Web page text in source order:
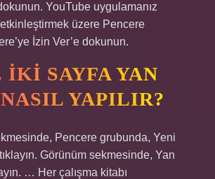
YouTube uygulamanız
üzere Pencere
İzin Ver’e dokunun.
IKI SAYFA YAN
YAPILIR?
Pencere grubunda, Yeni
Görünüm sekmesinde, Yan
… Her çalışma kitabı